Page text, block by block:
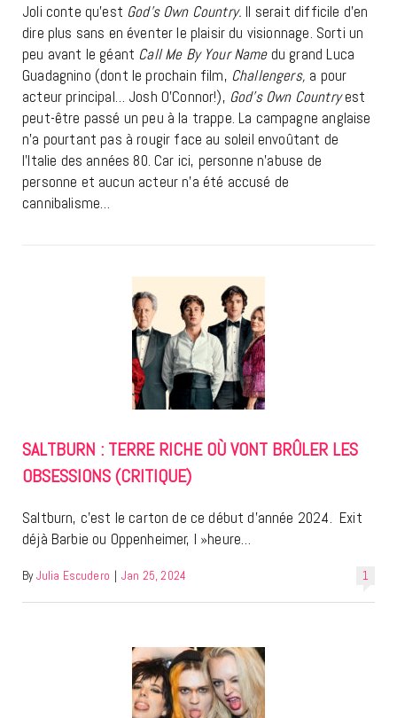
Joli conte qu’est God’s Own Country. Il serait difficile d’en
dire plus sans en éventer le plaisir du visionnage. Sorti un
peu avant le géant Call Me By Your Namedu grand Luca
Guadagnino (dont le prochain film, Challengers, a pour
acteur principal… Josh O’Connor!), God’s Own Countryest
peut-être passé un peu à la trappe. La campagne anglaise
n’a pourtant pas à rougir face au soleil envoûtant de
l’Italie des années 80. Car ici, personne n’abuse de
personne et aucun acteur n’a été accusé de
cannibalisme…
SALTBURN : TERRE RICHE OÙ VONT BRÛLER LES
OBSESSIONS (CRITIQUE)
Saltburn, c’est le carton de ce début d’année 2024. Exit
déjà Barbie ou Oppenheimer, l »heure…
1
By Julia Escudero | Jan 25, 2024